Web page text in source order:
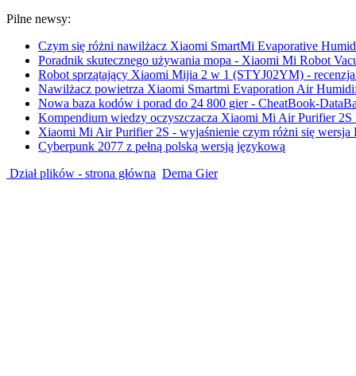
Pilne newsy:
Czym się różni nawilżacz Xiaomi SmartMi Evaporative
Poradnik skutecznego używania mopa - Xiaomi Mi Robot
Robot sprzątający Xiaomi Mijia 2 w 1 (STYJ02YM) -
Nawilżacz powietrza Xiaomi Smartmi Evaporation Air
Nowa baza kodów i porad do 24 800 gier - CheatBook-
Kompendium wiedzy oczyszczacza Xiaomi Mi Air Purifier
Xiaomi Mi Air Purifier 2S - wyjaśnienie czym różni się wersja
Cyberpunk 2077 z pełną polską wersją językową
Dział plików - strona główna Dema Gier